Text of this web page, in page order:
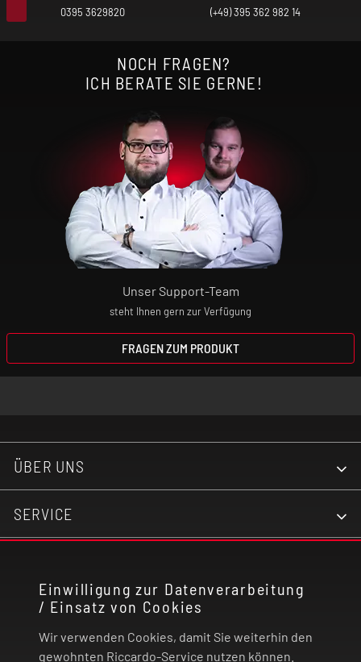
Einwilligung zur Datenverarbeitung
/ Einsatz von Cookies
Wir verwenden Cookies, damit Sie weiterhin den
gewohnten Riccardo-Service nutzen können.
0395 3629820
(+49) 395 362 982 14
NOCH FRAGEN?
ICH BERATE SIE GERNE!
Unser Support-Team
steht Ihnen gern zur Verfügung
FRAGEN ZUM PRODUKT
ÜBER UNS
SERVICE
RECHTLICHES
ZAHLUNG UND VERSAND